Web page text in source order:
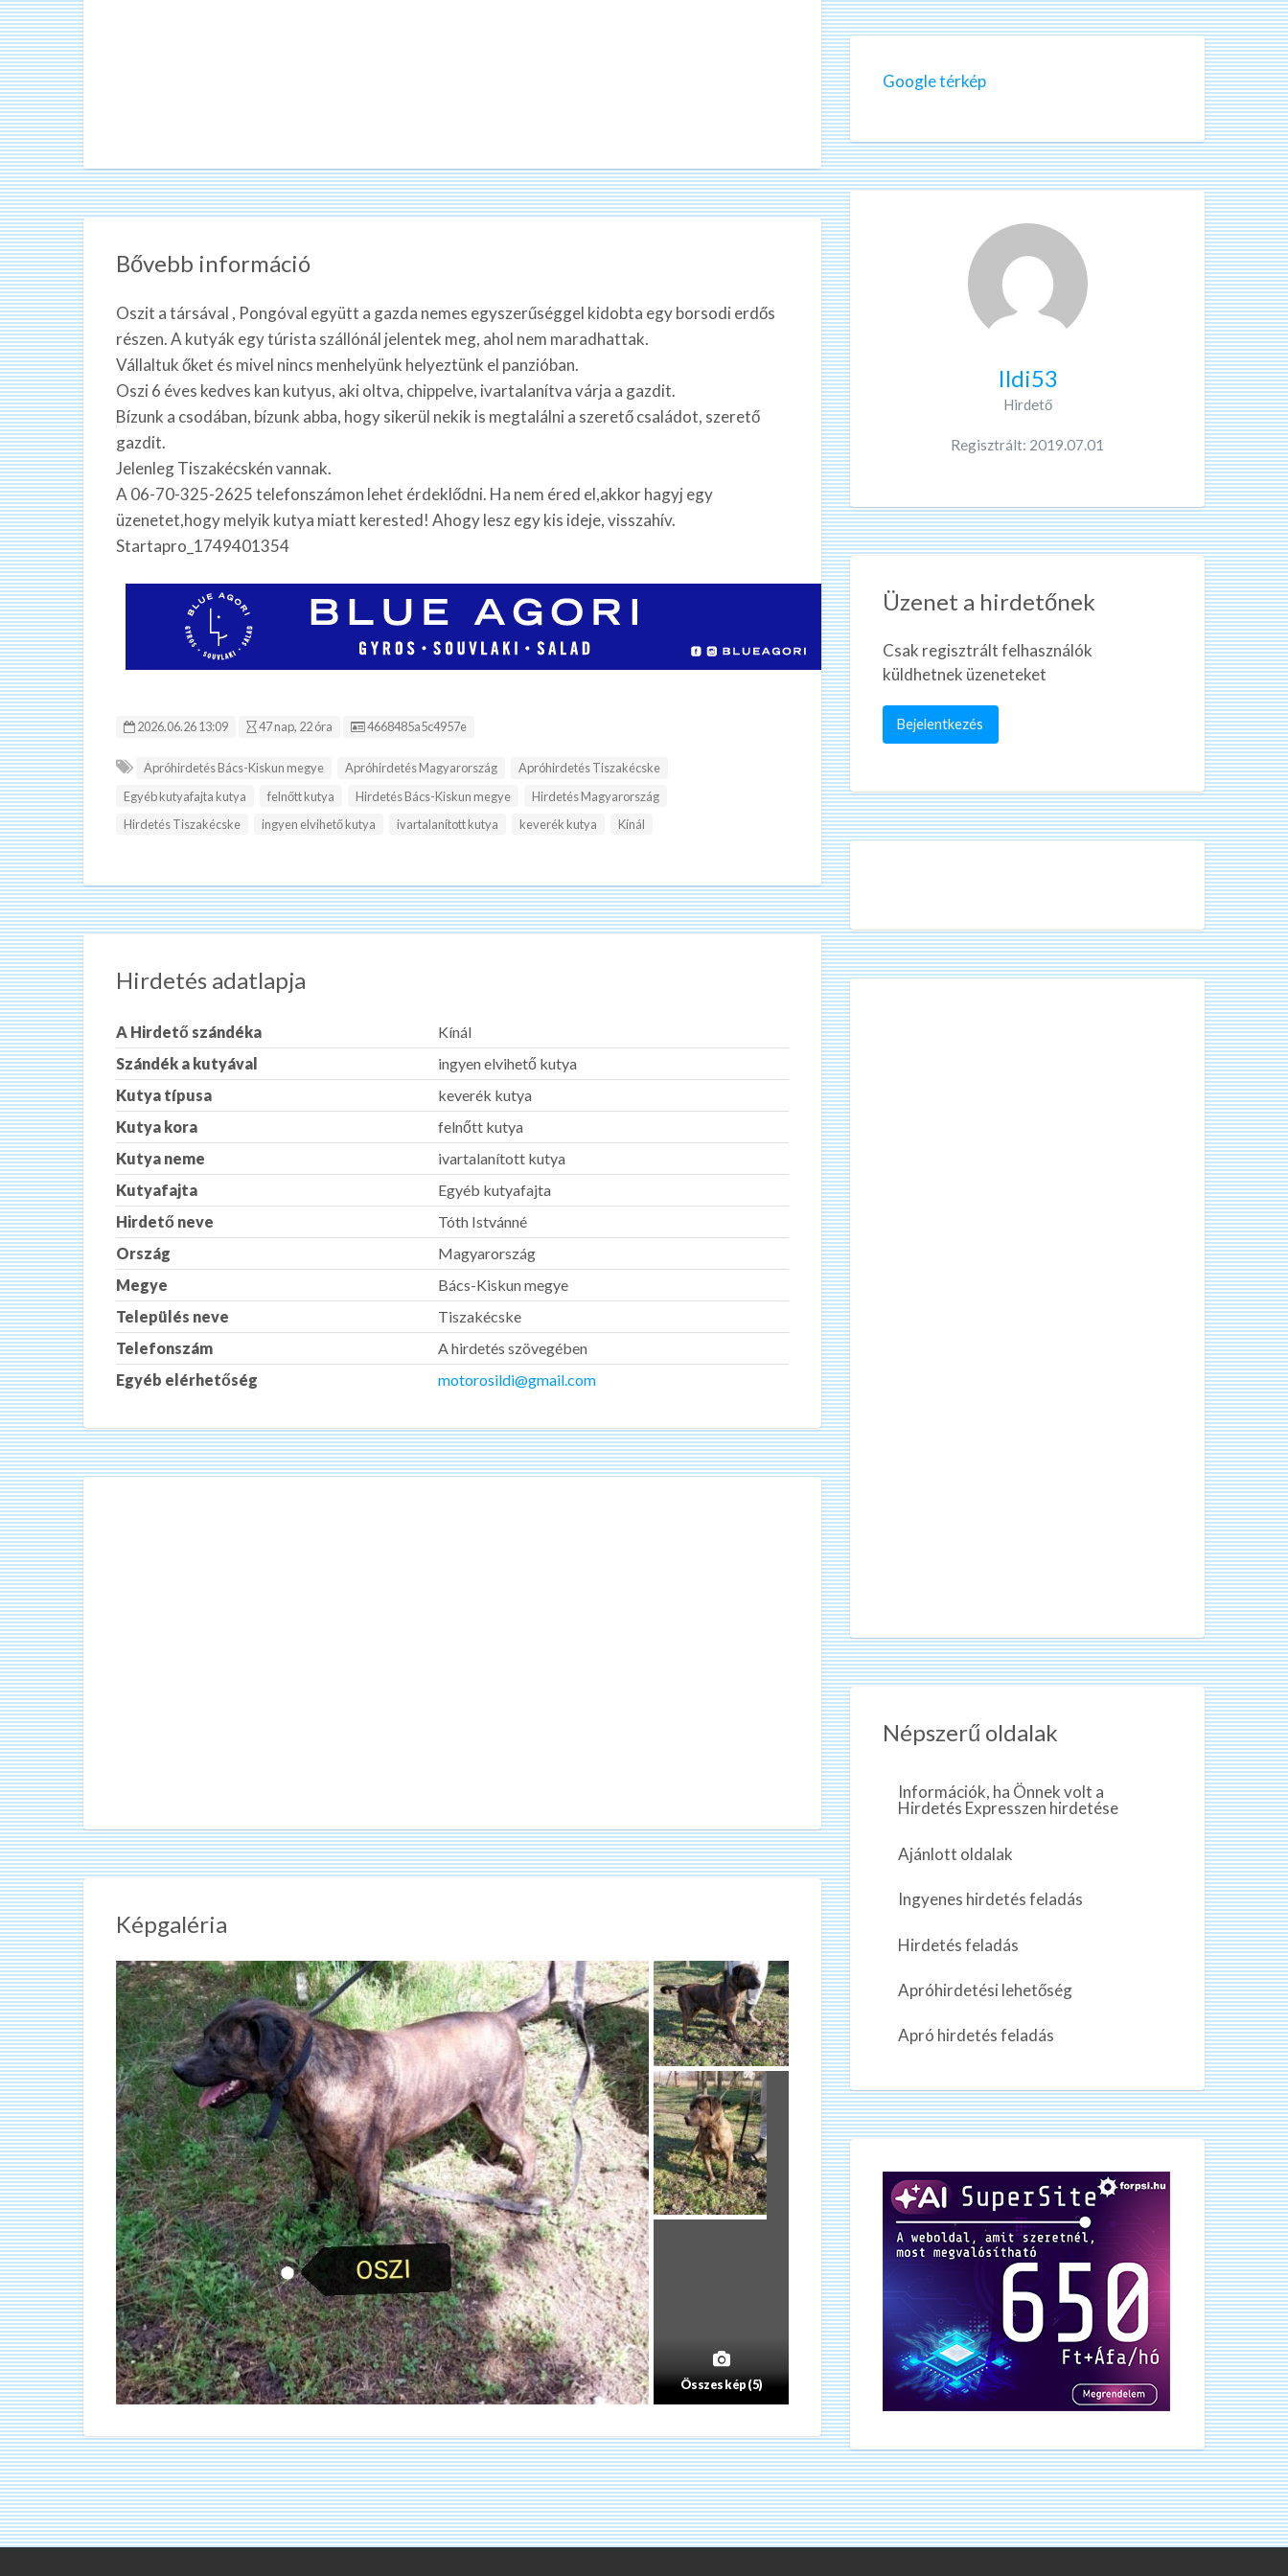
Bővebb információ
Oszit a társával , Pongóval együtt a gazda nemes egyszerűséggel kidobta egy borsodi erdős
részen. A kutyák egy túrista szállónál jelentek meg, ahol nem maradhattak.
Vállaltuk őket és mivel nincs menhelyünk helyeztünk el panzióban.
Oszi 6 éves kedves kan kutyus, aki oltva, chippelve, ivartalanítva várja a gazdit.
Bízunk a csodában, bízunk abba, hogy sikerül nekik is megtalálni a szerető családot, szerető
gazdit.
Jelenleg Tiszakécskén vannak.
A 06-70-325-2625 telefonszámon lehet érdeklődni. Ha nem éred el,akkor hagyj egy
üzenetet,hogy melyik kutya miatt kerested! Ahogy lesz egy kis ideje, visszahív.
Startapro_1749401354
2026.06.26 13:09 47 nap, 22 óra Hirdetés ID:
4668485a5c4957e
Apróhirdetés Bács-Kiskun megye Apróhirdetés Magyarország
Apróhirdetés Tiszakécske
Egyéb kutyafajta kutya
felnőtt kutya Hirdetés Bács-Kiskun megye
Hirdetés Magyarország
Hirdetés Tiszakécske
ingyen elvihető kutya ivartalanított kutya keverék kutya Kínál
Hirdetés adatlapja
A Hirdető szándéka
Kínál
Szándék a kutyával
ingyen elvihető kutya
Kutya típusa
keverék kutya
Kutya kora
felnőtt kutya
Kutya neme
ivartalanított kutya
Kutyafajta
Egyéb kutyafajta
Hirdető neve
Tóth Istvánné
Ország
Magyarország
Megye
Bács-Kiskun megye
Település neve
Tiszakécske
Telefonszám
A hirdetés szövegében
Egyéb elérhetőség
motorosildi@gmail.com
Képgaléria
Összes kép (5)
Google térkép
Ildi53
Hirdető
Regisztrált: 2019.07.01
Üzenet a hirdetőnek
Csak regisztrált felhasználók
küldhetnek üzeneteket
Bejelentkezés
Népszerű oldalak
Információk, ha Önnek volt a
Hirdetés Expresszen hirdetése
Ajánlott oldalak
Ingyenes hirdetés feladás
Hirdetés feladás
Apróhirdetési lehetőség
Apró hirdetés feladás